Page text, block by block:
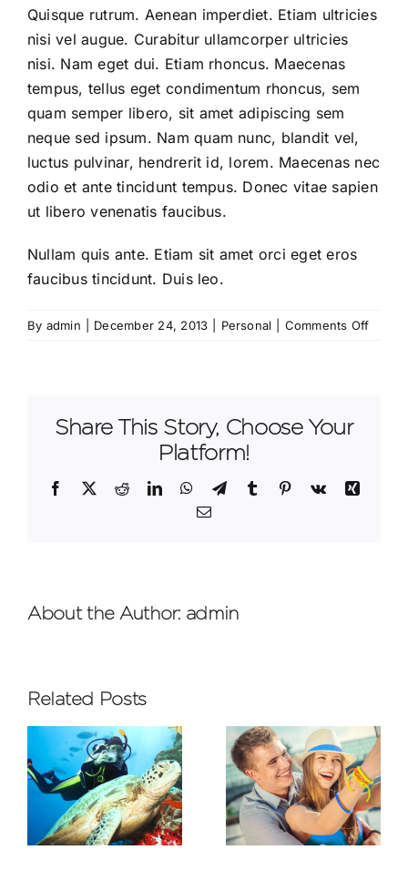
Quisque rutrum. Aenean imperdiet. Etiam ultricies
nisi vel augue. Curabitur ullamcorper ultricies
nisi. Nam eget dui. Etiam rhoncus. Maecenas
tempus, tellus eget condimentum rhoncus, sem
quam semper libero, sit amet adipiscing sem
neque sed ipsum. Nam quam nunc, blandit vel,
luctus pulvinar, hendrerit id, lorem. Maecenas nec
odio et ante tincidunt tempus. Donec vitae sapien
ut libero venenatis faucibus.
Nullam quis ante. Etiam sit amet orci eget eros
faucibus tincidunt. Duis leo.
By admin December 24, 2013 Personal Comments Offon
Share This Story, Choose Your
Platform!
Facebook
X RedditLinkedInWhatsApp
TelegramTumblr Pinterest
Vk
Xing
Email
About the Author: admin
Related Posts